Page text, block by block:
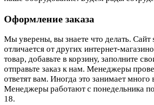
Оформление заказа
Мы уверены, вы знаете что делать. Сайт
отличается от других интернет-
товар, добавьте в корзину, заполните
отправьте заказ к нам. Менеджеры
ответят вам. Иногда это занимает много
Менеджеры работают с понедельника
18.